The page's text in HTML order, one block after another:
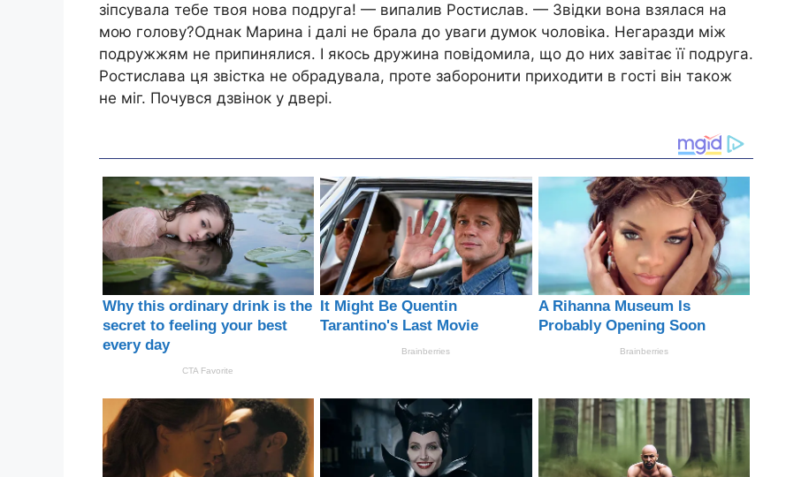
зіпсувала тебе твоя нова подруга! — випалив Ростислав. — Звідки вона взялася на
мою голову?Однак Марина і далі не брала до уваги думок чоловіка. Негаразди між
подружжям не припинялися. І якось дружина повідомила, що до них завітає її подруга.
Ростислава ця звістка не обрадувала, проте заборонити приходити в гості він також
не міг. Почувся дзвінок у двері.